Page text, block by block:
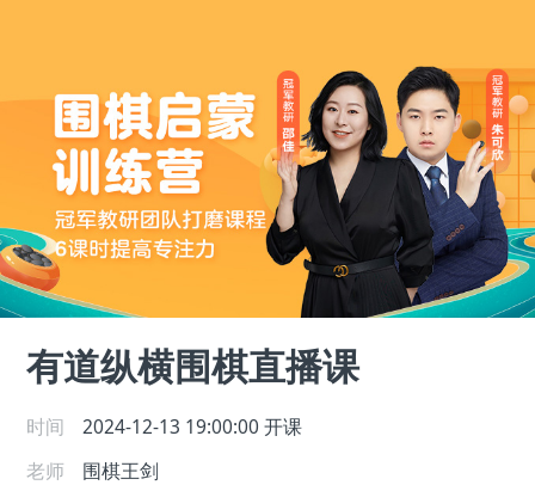
有道纵横围棋直播课
时间 2024-12-13 19:00:00 开课
老师
围棋王剑